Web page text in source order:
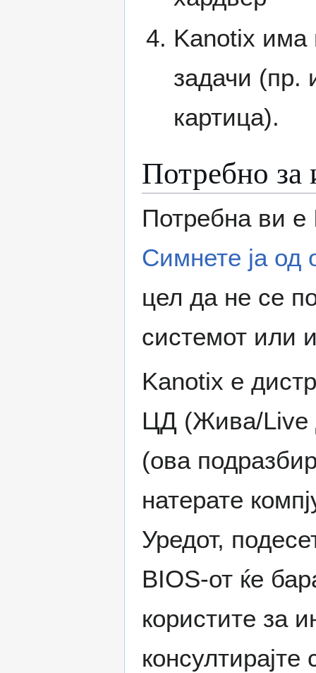
Kanotix има
задачи (пр.
картица).
Потребно за
Потребна ви е
Симнете ја од
цел да не се
системот или
Kanotix е
ЦД (Жива/Live
(ова
натерате
Уредот,
BIOS-от ќе
користите за